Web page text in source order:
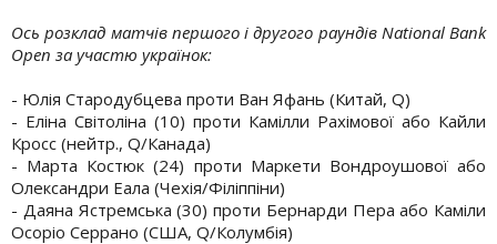
Ось розклад матчів першого і другого раундів National Bank
Open за участю українок:
- Юлія Стародубцева проти Ван Яфань (Китай, Q)
- Еліна Світоліна (10) проти Камілли Рахімової або Кайли
Кросс (нейтр., Q/Канада)
- Марта Костюк (24) проти Маркети Вондроушової або
Олександри Еала (Чехія/Філіппіни)
- Даяна Ястремська (30) проти Бернарди Пера або Каміли
Осоріо Серрано (США, Q/Колумбія)